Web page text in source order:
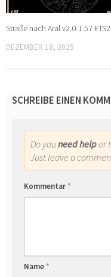
Straße nach Aral v2.0-1.57 ETS2
DEZEMBER 16, 2025
SCHREIBE EINEN
Do youneed helpor
Just leave a
Kommentar*
Name*